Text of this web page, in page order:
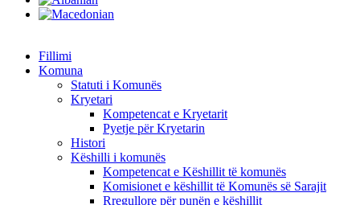
Fillimi
Komuna
Statuti i Komunës
Kryetari
Kompetencat e Kryetarit
Pyetje për Kryetarin
Histori
Këshilli i komunës
Kompetencat e Këshillit të komunës
Komisionet e këshillit të Komunës së Sarajit
Rregullore për punën e këshillit